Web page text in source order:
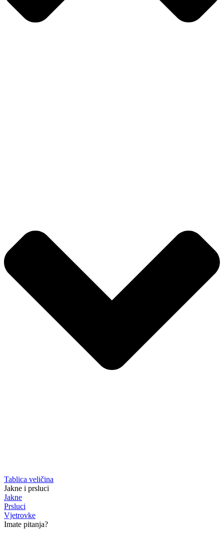
Tablica veličina
Jakne i prsluci
Jakne
Prsluci
Vjetrovke
Imate pitanja?